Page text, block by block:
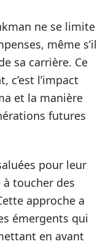
ne se limite
même s’il
sa carrière. Ce
c’est l’impact
et la manière
futures
pour leur
toucher des
approche a
émergents qui
en avant